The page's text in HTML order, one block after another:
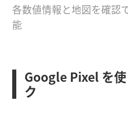
各数値情報と地図を確認
能
Google Pixel を
ク